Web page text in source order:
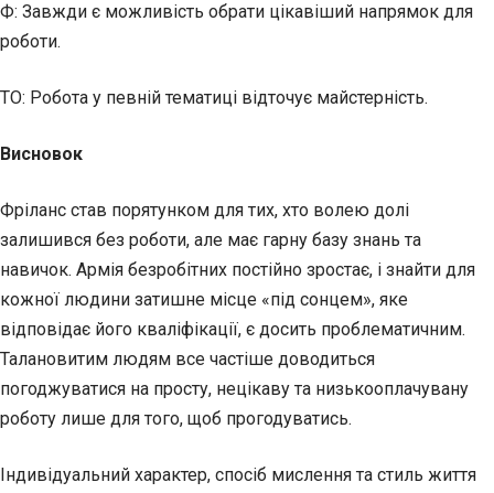
Ф: Завжди є можливість обрати цікавіший напрямок для
роботи.
ТО: Робота у певній тематиці відточує майстерність.
Висновок
Фріланс став порятунком для тих, хто волею долі
залишився без роботи, але має гарну базу знань та
навичок. Армія безробітних постійно зростає, і знайти для
кожної людини затишне місце «під сонцем», яке
відповідає його кваліфікації, є досить проблематичним.
Талановитим людям все частіше доводиться
погоджуватися на просту, нецікаву та низькооплачувану
роботу лише для того, щоб прогодуватись.
Індивідуальний характер, спосіб мислення та стиль життя